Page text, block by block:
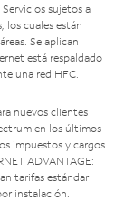
. Servicios sujetos a
los cuales están
Se aplican
está respaldado
una red HFC.
nuevos clientes
en los últimos
impuestos y cargos
ADVANTAGE:
tarifas estándar
instalación.